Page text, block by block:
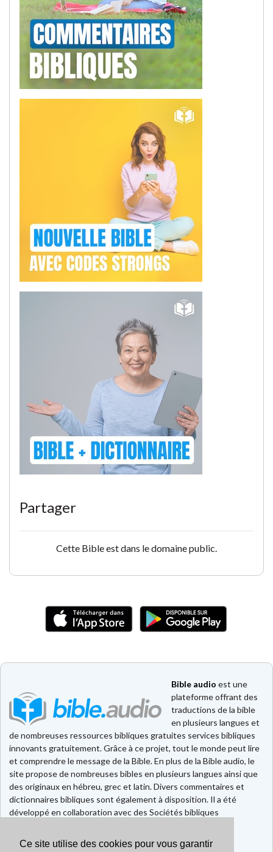
Ce site utilise des cookies pour vous garantir
Partager
Cette Bible est dans le domaine public.
Bible audio est une
plateforme offrant des
traductions de la bible
en plusieurs langues et
de nombreuses ressources bibliques gratuites services bibliques
innovants gratuitement. Grâce à ce projet, tout le monde peut lire
et comprendre le message de la Bible. En plus de la Bible audio, le
site propose de nombreuses bibles en plusieurs langues ainsi que
des originaux en hébreu, grec et latin. Divers commentaires et
dictionnaires bibliques sont également à disposition. Il a été
développé en collaboration avec des Sociétés bibliques
Faire un don